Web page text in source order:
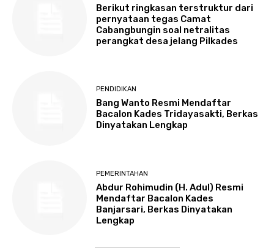
Berikut ringkasan terstruktur dari
pernyataan tegas Camat
Cabangbungin soal netralitas
perangkat desa jelang Pilkades
PENDIDIKAN
Bang Wanto Resmi Mendaftar
Bacalon Kades Tridayasakti, Berkas
Dinyatakan Lengkap
PEMERINTAHAN
Abdur Rohimudin (H. Adul) Resmi
Mendaftar Bacalon Kades
Banjarsari, Berkas Dinyatakan
Lengkap